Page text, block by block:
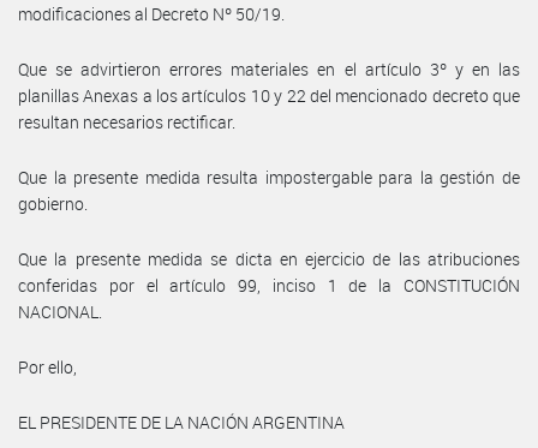
modificaciones al Decreto Nº 50/19.
Que se advirtieron errores materiales en el artículo 3º y en las
planillas Anexas a los artículos 10 y 22 del mencionado decreto que
resultan necesarios rectificar.
Que la presente medida resulta impostergable para la gestión de
gobierno.
Que la presente medida se dicta en ejercicio de las atribuciones
conferidas por el artículo 99, inciso 1 de la CONSTITUCIÓN
NACIONAL.
Por ello,
EL PRESIDENTE DE LA NACIÓN ARGENTINA